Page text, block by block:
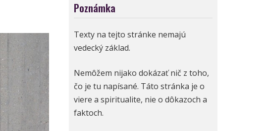
Poznámka
Texty na tejto stránke nemajú
vedecký základ.
Nemôžem nijako dokázať nič z toho,
čo je tu napísané. Táto stránka je o
viere a spiritualite, nie o dôkazoch a
faktoch.